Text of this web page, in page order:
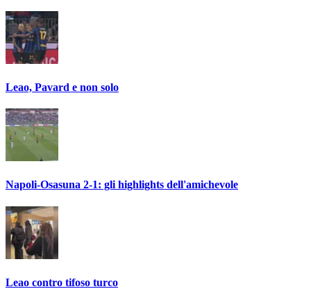
Leao, Pavard e non solo
Napoli-Osasuna 2-1: gli highlights dell'amichevole
Leao contro tifoso turco